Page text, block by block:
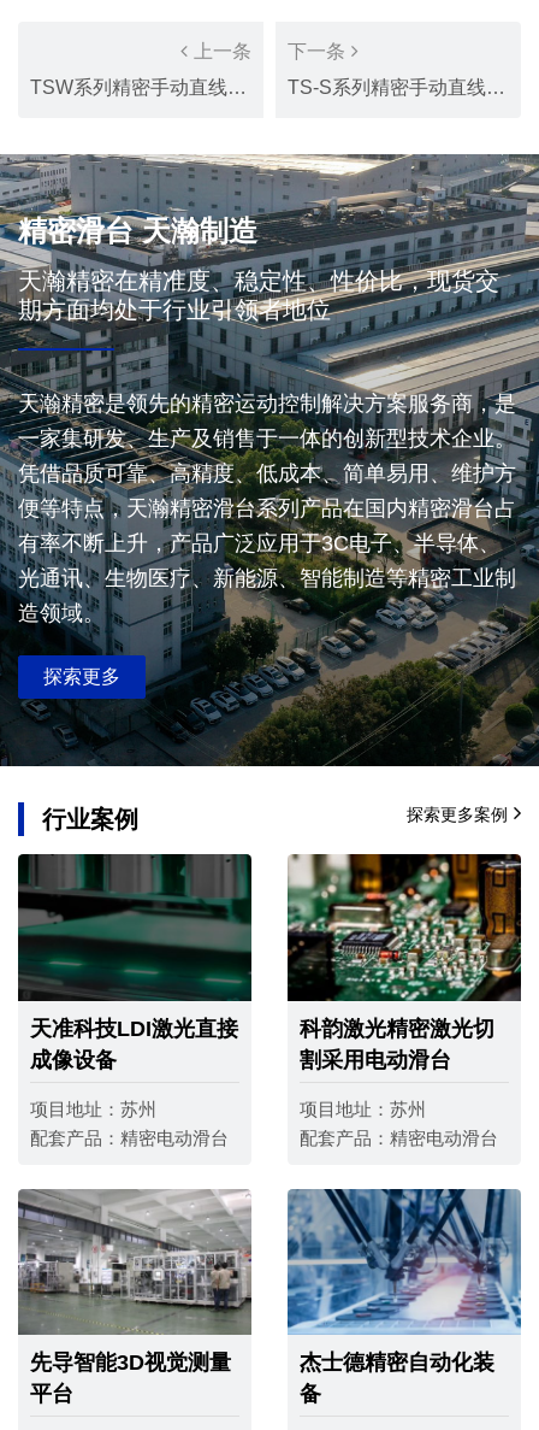
上一条
TSW系列精密手动直线滑台
下一条
TS-S系列精密手动直线滑台
精密滑台 天瀚制造
天瀚精密在精准度、稳定性、性价比，现货交
期方面均处于行业引领者地位
天瀚精密是领先的精密运动控制解决方案服务商，是
一家集研发、生产及销售于一体的创新型技术企业。
凭借品质可靠、高精度、低成本、简单易用、维护方
便等特点，天瀚精密滑台系列产品在国内精密滑台占
有率不断上升，产品广泛应用于3C电子、半导体、
光通讯、生物医疗、新能源、智能制造等精密工业制
造领域。
探索更多
行业案例 探索更多案例
天准科技LDI激光直接
成像设备
项目地址： 苏州
配套产品： 精密电动滑台
科韵激光精密激光切
割采用电动滑台
项目地址： 苏州
配套产品： 精密电动滑台
先导智能3D视觉测量
平台
杰士德精密自动化装
备